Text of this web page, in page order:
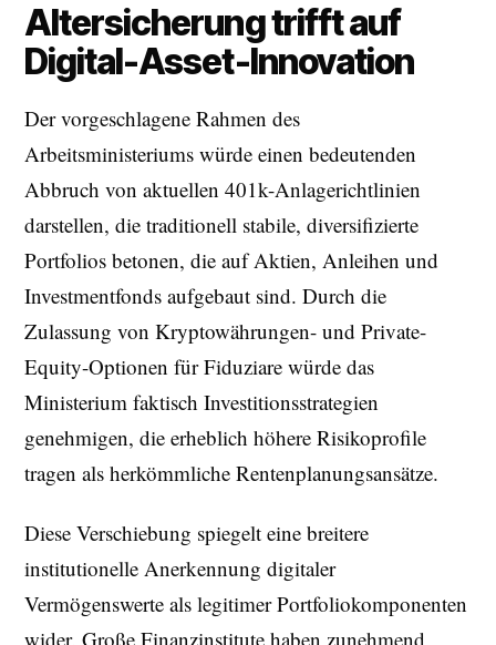
Altersicherung trifft auf
Digital-Asset-Innovation
Der vorgeschlagene Rahmen des
Arbeitsministeriums würde einen bedeutenden
Abbruch von aktuellen 401k-Anlagerichtlinien
darstellen, die traditionell stabile, diversifizierte
Portfolios betonen, die auf Aktien, Anleihen und
Investmentfonds aufgebaut sind. Durch die
Zulassung von Kryptowährungen- und Private-
Equity-Optionen für Fiduziare würde das
Ministerium faktisch Investitionsstrategien
genehmigen, die erheblich höhere Risikoprofile
tragen als herkömmliche Rentenplanungsansätze.
Diese Verschiebung spiegelt eine breitere
institutionelle Anerkennung digitaler
Vermögenswerte als legitimer Portfoliokomponenten
wider. Große Finanzinstitute haben zunehmend